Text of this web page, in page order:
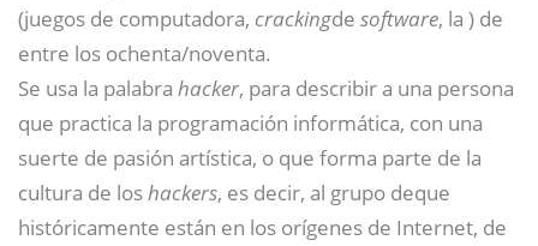
(juegos de computadora, crackingde software, la ) de
entre los ochenta/noventa.
Se usa la palabra hacker, para describir a una persona
que practica la programación informática, con una
suerte de pasión artística, o que forma parte de la
cultura de loshackers, es decir, al grupo deque
históricamente están en los orígenes de Internet, de